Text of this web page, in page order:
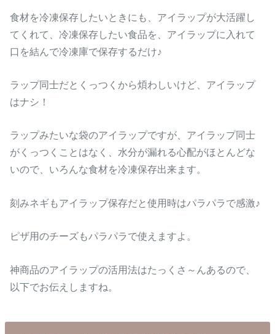
食材を冷凍保存したいときにも、アイラップが大活躍し
てくれて、冷凍保存したい食品を、アイラップに入れて
口を結んで冷凍庫で保存するだけ♪
ラップ同士だとくっつくから煩わしいけど、アイラップ
はナシ！
ラップみたいな袋のアイラップですが、アイラップ同士
がくっつくことはなく、水分が漏れる心配がほとんどな
いので、いろんな食材を冷凍保存出来ます。
刻みネギもアイラップ保存だと使用時はパラパラで感激♪
ピザ用のチーズもパラパラで使えますよ。
神商品のアイラップの活用法はたっくさ～んあるので、
以下でお伝えしますね。